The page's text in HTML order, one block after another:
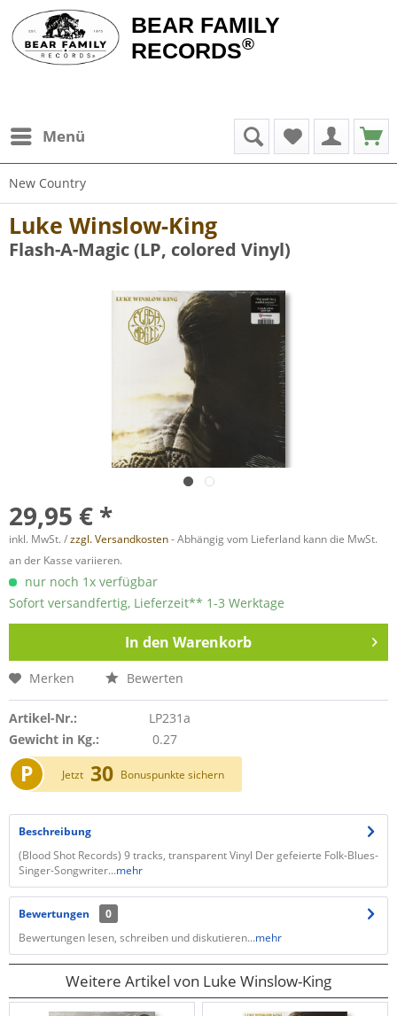
BEAR FAMILY
RECORDS®
Menü
New Country
Luke Winslow-King
Flash-A-Magic (LP, colored Vinyl)
29,95 € *
inkl. MwSt. /zzgl. Versandkosten- Abhängig vom Lieferland kann die MwSt.
an der Kasse variieren.
nur noch 1x verfügbar
Sofort versandfertig, Lieferzeit** 1-3 Werktage
In den Warenkorb
Merken Bewerten
Artikel-Nr.:
LP231a
Gewicht in Kg.:
0.27
P Jetzt 30 Bonuspunkte sichern
Beschreibung
(Blood Shot Records) 9 tracks, transparent Vinyl Der gefeierte Folk-Blues-
Singer-Songwriter...mehr
Bewertungen
0
Bewertungen lesen, schreiben und diskutieren...mehr
Weitere Artikel von Luke Winslow-King